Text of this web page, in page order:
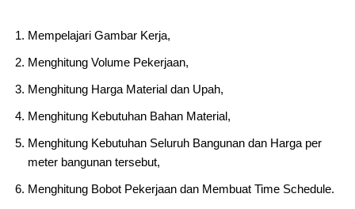
Mempelajari Gambar Kerja,
Menghitung Volume Pekerjaan,
Menghitung Harga Material dan Upah,
Menghitung Kebutuhan Bahan Material,
Menghitung Kebutuhan Seluruh Bangunan dan Harga per
meter bangunan tersebut,
Menghitung Bobot Pekerjaan dan Membuat Time Schedule.